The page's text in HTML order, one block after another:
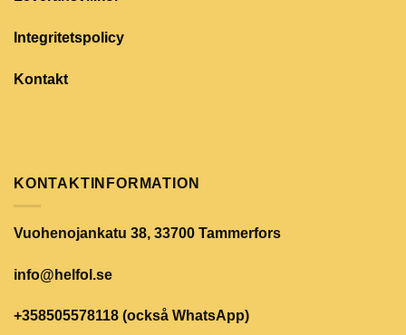
Integritetspolicy
Kontakt
KONTAKTINFORMATION
Vuohenojankatu 38, 33700 Tammerfors
info@helfol.se
+358505578118 (också WhatsApp)